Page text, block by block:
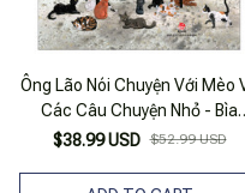
Ông Lão Nói Chuyện Với Mèo
Các Câu Chuyện Nhỏ - Bìa
Cứng
$38.99 USD $52.99 USD